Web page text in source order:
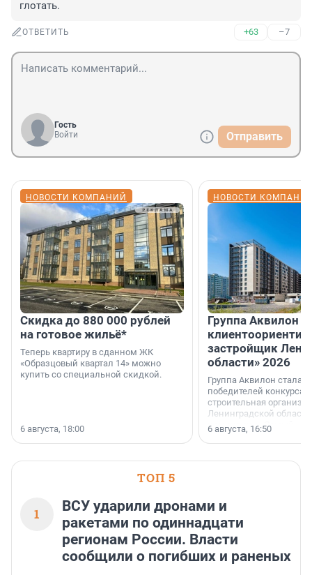
глотать.
ОТВЕТИТЬ +63 –7
Гость
Войти
Отправить
НОВОСТИ КОМПАНИЙ
Скидка до 880 000 рублей
на готовое жильё*
Теперь квартиру в сданном ЖК
«Образцовый квартал 14» можно
купить со специальной скидкой.
6 августа, 18:00
НОВОСТИ
Группа Аквилон
застройщик
области» 2026
Группа Аквилон стала
победителей конкурса
строительная
Ленинградской области
номинации «Самый
застройщик
области».
6 августа, 16:50
ТОП 5
1
ВСУ ударили дронами и
ракетами по одиннадцати
регионам России. Власти
сообщили о погибших и раненых